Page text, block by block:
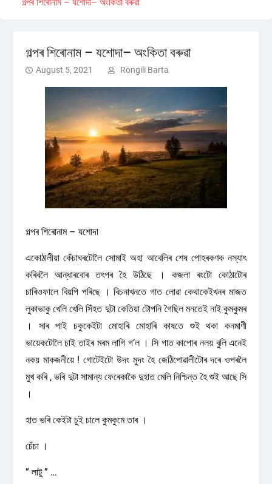
গল্পৰ শিৰোনাম – যশোদা– অংকিতা বৰুৱা
গল্পৰ শিৰোনাম – যশোদা– অংকিতা বৰুৱা
August 5, 2021 Rongili Barta
গল্পৰ শিৰোনাম – যশোদা
একোঠালীয়া কেঁচাঘৰটোলৈ সোমাই অহা আবেলিৰ শেষ পোহৰকণক নস্যাৎ
কৰিবলৈ আন্ধাৰবোৰ তৎপৰ হৈ উঠিছে । কজলা ৰংটো কোঠাটোৰ
চাৰিওফালে বিয়পি পৰিছে । বিচনাখনতে গাত লোৱা কেথাকেইখনৰ মাজত
লুকাভাকু খেলি খেলি সিঁহত দুটা কেতিয়া টোপনি গৈছিল মনতেই নাই কুমকুমৰ
। সাৰ পাই চকুকেইটা মোহাৰি মোহাৰি কাষতে শুই থকা কনমাণী
ভায়েকটোলৈ চাই তাইৰ মৰম লাগি গ’ল । সি গাত কাপোৰ নলয় বুলি এনেই
নকয় মাকজনীয়ে ! গোটেইটো উদং মুদং হৈ জেঠিপোৱালীটোৰ দৰে ওপৰলৈ
মুখ কৰি , ভৰি দুটা সামান্য ফেৰেকাকৈ দুহাত মেলি নিশ্চিন্ত হৈ শুই আছে সি
।
হাত ভৰি কেইটা চুই চালে কুমকুমে তাৰ ।
চেঁচা ।
” লাটু ” …